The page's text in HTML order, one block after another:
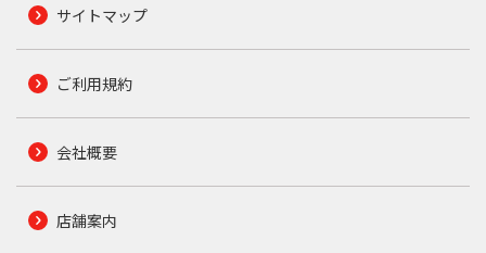
サイトマップ
ご利用規約
会社概要
店舗案内